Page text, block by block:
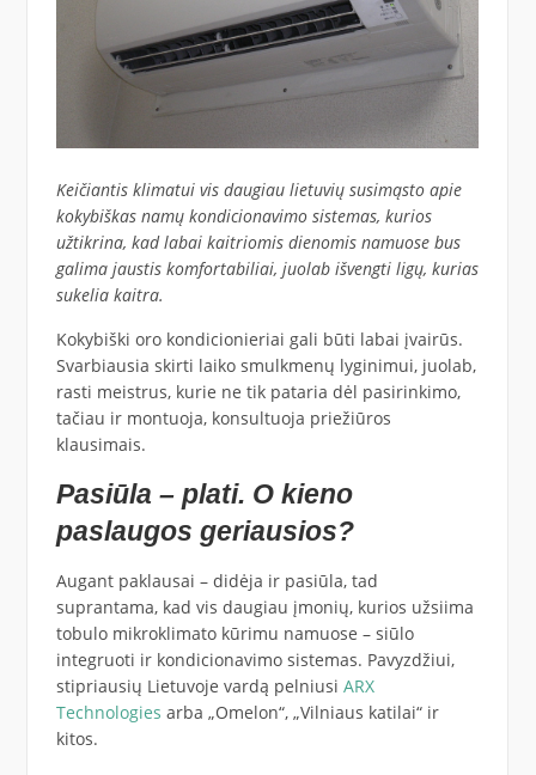
Keičiantis klimatui vis daugiau lietuvių susimąsto apie
kokybiškas namų kondicionavimo sistemas, kurios
užtikrina, kad labai kaitriomis dienomis namuose bus
galima jaustis komfortabiliai, juolab išvengti ligų, kurias
sukelia kaitra.
Kokybiški oro kondicionieriai gali būti labai įvairūs.
Svarbiausia skirti laiko smulkmenų lyginimui, juolab,
rasti meistrus, kurie ne tik pataria dėl pasirinkimo,
tačiau ir montuoja, konsultuoja priežiūros
klausimais.
Pasiūla – plati. O kieno
paslaugos geriausios?
Augant paklausai – didėja ir pasiūla, tad
suprantama, kad vis daugiau įmonių, kurios užsiima
tobulo mikroklimato kūrimu namuose – siūlo
integruoti ir kondicionavimo sistemas. Pavyzdžiui,
stipriausių Lietuvoje vardą pelniusi ARX
Technologies arba „Omelon“, „Vilniaus katilai“ ir
kitos.